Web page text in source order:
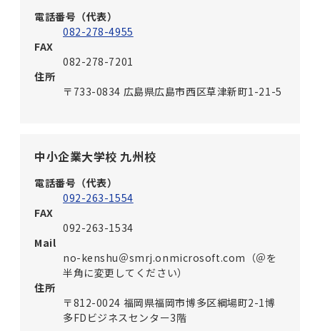
電話番号（代表）
082-278-4955
FAX
082-278-7201
住所
〒733-0834 広島県広島市西区草津新町1-21-5
中小企業大学校 九州校
電話番号（代表）
092-263-1554
FAX
092-263-1534
Mail
no-kenshu＠smrj.onmicrosoft.com（＠を
半角に変更してください）
住所
〒812-0024 福岡県福岡市博多区綱場町2-1博
多FDビジネスセンター3階